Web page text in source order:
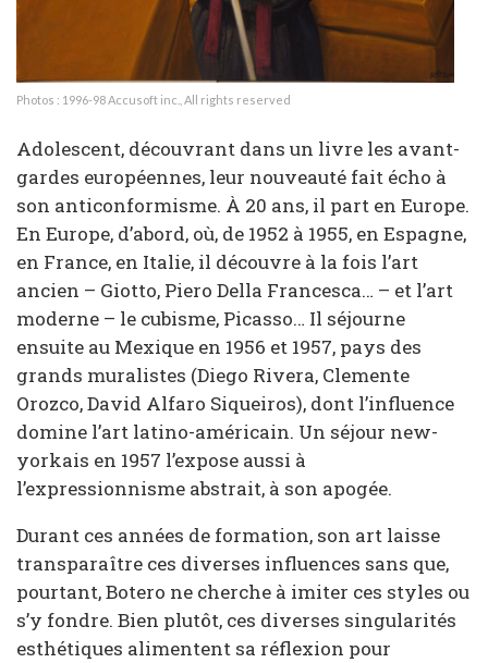
Photos : 1996-98 Accusoft inc., All rights reserved
Adolescent, découvrant dans un livre les avant-
gardes européennes, leur nouveauté fait écho à
son anticonformisme. À 20 ans, il part en Europe.
En Europe, d’abord, où, de 1952 à 1955, en Espagne,
en France, en Italie, il découvre à la fois l’art
ancien – Giotto, Piero Della Francesca… – et l’art
moderne – le cubisme, Picasso… Il séjourne
ensuite au Mexique en 1956 et 1957, pays des
grands muralistes (Diego Rivera, Clemente
Orozco, David Alfaro Siqueiros), dont l’influence
domine l’art latino-américain. Un séjour new-
yorkais en 1957 l’expose aussi à
l’expressionnisme abstrait, à son apogée.
Durant ces années de formation, son art laisse
transparaître ces diverses influences sans que,
pourtant, Botero ne cherche à imiter ces styles ou
s’y fondre. Bien plutôt, ces diverses singularités
esthétiques alimentent sa réflexion pour